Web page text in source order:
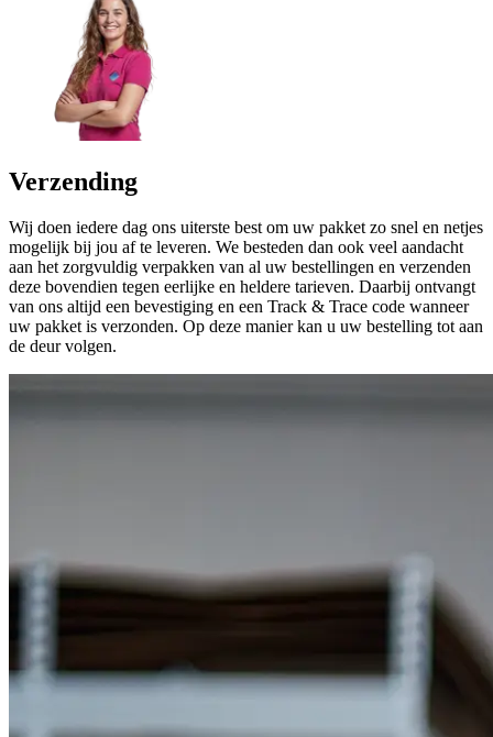
Verzending
Wij doen iedere dag ons uiterste best om uw pakket zo snel en netjes
mogelijk bij jou af te leveren. We besteden dan ook veel aandacht
aan het zorgvuldig verpakken van al uw bestellingen en verzenden
deze bovendien tegen eerlijke en heldere tarieven. Daarbij ontvangt
van ons altijd een bevestiging en een Track & Trace code wanneer
uw pakket is verzonden. Op deze manier kan u uw bestelling tot aan
de deur volgen.